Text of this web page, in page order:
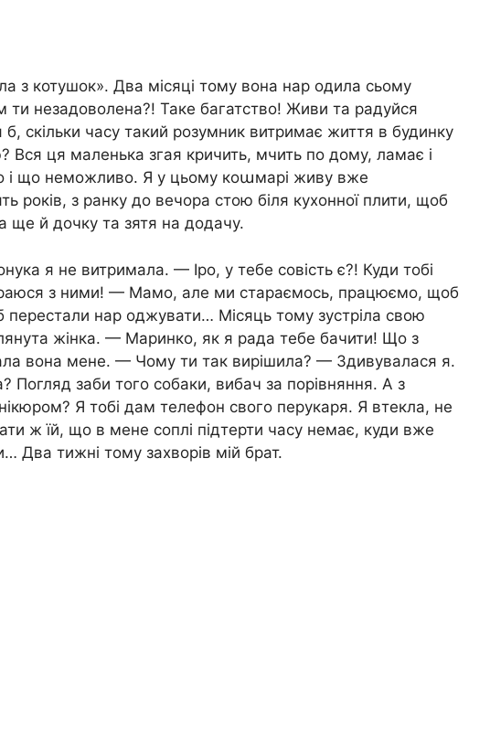
з котушок». Два місяці тому вона нар одила сьому
ти незадоволена?! Таке багатство! Живи та радуйся
скільки часу такий розумник витримає життя в будинку
Вся ця маленька згая кричить, мчить по дому, ламає і
і що неможливо. Я у цьому коաмарі живу вже
років, з ранку до вечора стою біля кухонної плити, щоб
ще й дочку та зятя на додачу.
я не витримала. — Іро, у тебе совість є?! Куди тобі
з ними! — Мамо, але ми стараємось, працюємо, щоб
перестали нар оджувати… Місяць тому зустріла свою
жінка. — Маринко, як я рада тебе бачити! Що з
вона мене. — Чому ти так вирішила? — Здивувалася я.
Погляд заби того собаки, вибач за порівняння. А з
Я тобі дам телефон свого перукаря. Я втекла, не
ж їй, що в мене соплі підтерти часу немає, куди вже
Два тижні тому захворів мій брат.